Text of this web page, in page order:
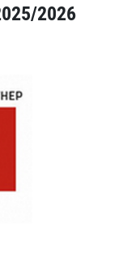
2026